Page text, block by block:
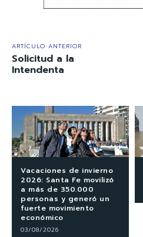
ARTÍCULO ANTERIOR
Solicitud a la
Intendenta
Vacaciones de invierno
2026: Santa Fe movilizó
a más de 350.000
personas y generó un
fuerte movimiento
económico
03/08/2026